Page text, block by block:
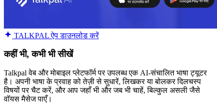
TALKPAL ऐप डाउनलोड करें
कहीं भी, कभी भी सीखें
Talkpal वेब और मोबाइल प्लेटफॉर्म पर उपलब्ध एक AI-संचालित भाषा ट्यूटर
है। अपनी भाषा के प्रवाह को तेज़ी से सुधारें, लिखकर या बोलकर दिलचस्प
विषयों पर चैट करें, और आप जहाँ भी और जब भी चाहें, बिल्कुल असली जैसे
वॉयस मैसेज पाएँ।